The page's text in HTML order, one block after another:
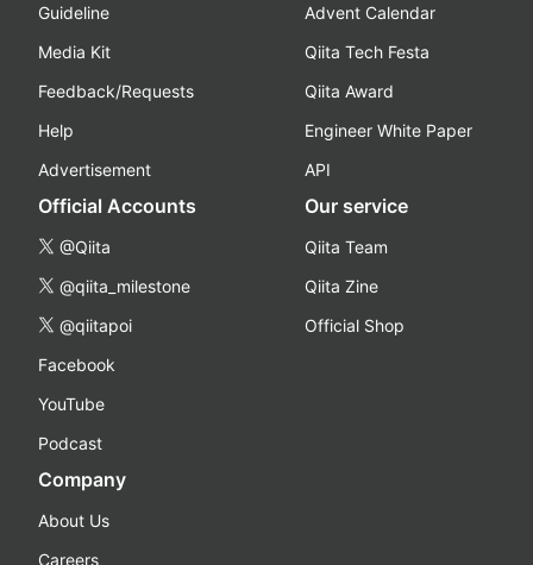
Guideline
Media Kit
Feedback/Requests
Help
Advertisement
Advent Calendar
Qiita Tech Festa
Qiita Award
Engineer White Paper
API
Official Accounts
@Qiita
@qiita_milestone
@qiitapoi
Facebook
YouTube
Podcast
Our service
Qiita Team
Qiita Zine
Official Shop
Company
About Us
Careers